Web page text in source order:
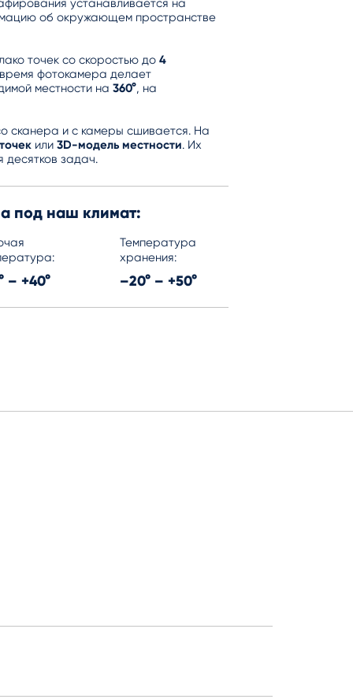
устанавливается на
об окружающем пространстве
точек со скоростью до 4
фотокамера делает
местности на 360°, на
сканера и с камеры сшивается. На
или 3D-модель местности. Их
десятков задач.
под наш климат:
– +40°
Температура
хранения:
–20° – +50°